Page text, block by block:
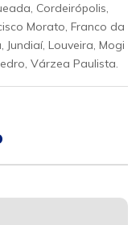
Cordeirópolis,
Morato, Franco da
Jundiaí, Louveira, Mogi
Várzea Paulista.